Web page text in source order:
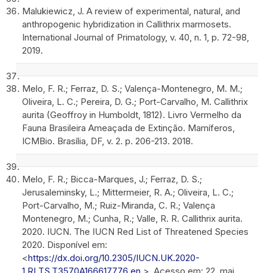
Malukiewicz, J. A review of experimental, natural, and
anthropogenic hybridization in Callithrix marmosets.
International Journal of Primatology, v. 40, n. 1, p. 72-98,
2019.
Melo, F. R.; Ferraz, D. S.; Valença-Montenegro, M. M.;
Oliveira, L. C.; Pereira, D. G.; Port-Carvalho, M. Callithrix
aurita (Geoffroy in Humboldt, 1812). Livro Vermelho da
Fauna Brasileira Ameaçada de Extinção. Mamíferos,
ICMBio. Brasília, DF, v. 2. p. 206-213. 2018.
Melo, F. R.; Bicca-Marques, J.; Ferraz, D. S.;
Jerusaleminsky, L.; Mittermeier, R. A.; Oliveira, L. C.;
Port-Carvalho, M.; Ruiz-Miranda, C. R.; Valença
Montenegro, M.; Cunha, R.; Valle, R. R. Callithrix aurita.
2020. IUCN. The IUCN Red List of Threatened Species
2020. Disponível em:
<https://dx.doi.org/10.2305/IUCN.UK.2020-